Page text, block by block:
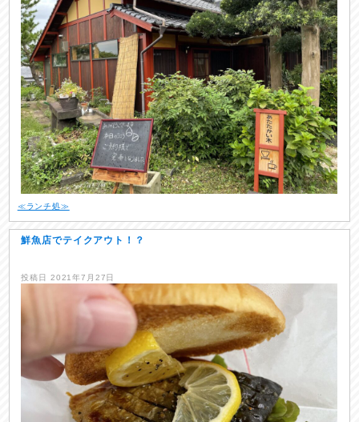
≪ランチ処≫
鮮魚店でテイクアウト！？
投稿日 2021年7月27日